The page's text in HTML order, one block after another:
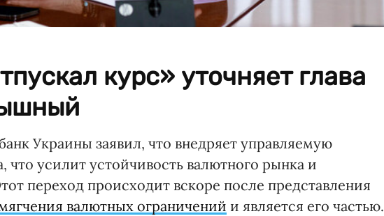
курс» уточняет глава
Украины заявил, что внедряет управляемую
что усилит устойчивость валютного рынка и
переход происходит вскоре после представления
валютных ограничений и является его частью.